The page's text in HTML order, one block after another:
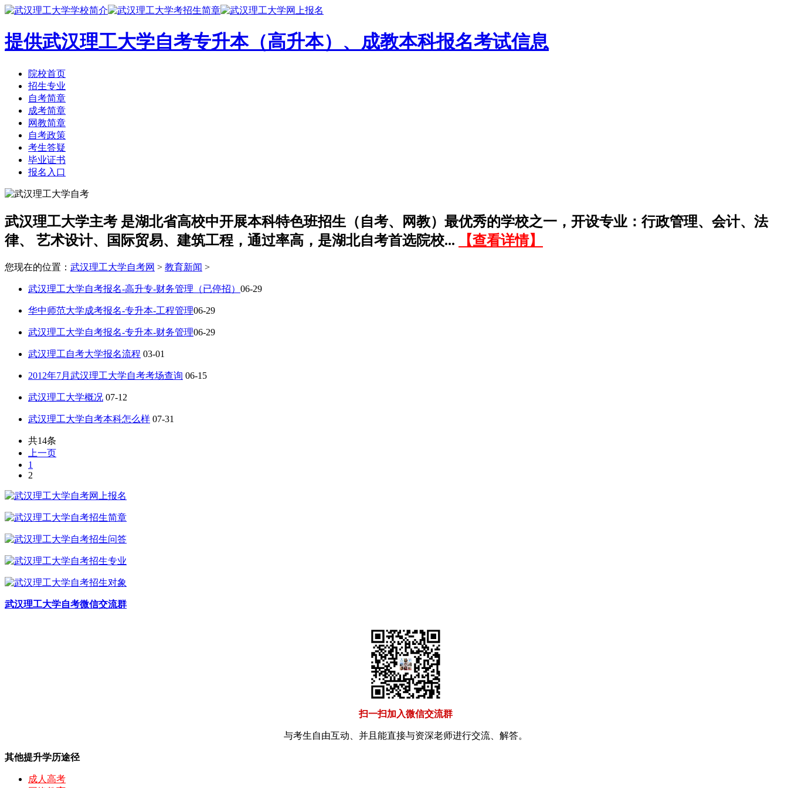
提供武汉理工大学自考专升本（高升本）、成教本科报名考试信息
院校首页
招生专业
自考简章
成考简章
网教简章
自考政策
考生答疑
毕业证书
报名入口
武汉理工大学主考 是湖北省高校中开展本科特色班招生（自考、网教）最优秀的学校之一，开设专业：行政管理、会计、法
律、 艺术设计、国际贸易、建筑工程，通过率高，是湖北自考首选院校...
【查看详情】
您现在的位置： 武汉理工大学自考网 > 教育新闻 >
武汉理工大学自考报名-高升专-财务管理（已停招） 06-29
华中师范大学成考报名-专升本-工程管理06-29
武汉理工大学自考报名-专升本-财务管理06-29
武汉理工自考大学报名流程 03-01
2012年7月武汉理工大学自考考场查询 06-15
武汉理工大学概况 07-12
武汉理工大学自考本科怎么样 07-31
共14条
上一页
1
2
武汉理工大学自考微信交流群
扫一扫加入微信交流群
与考生自由互动、并且能直接与资深老师进行交流、解答。
其他提升学历途径
成人高考